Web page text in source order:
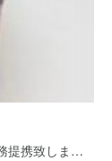
提携致しま…